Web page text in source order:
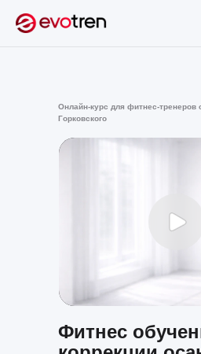
Онлайн-курс для фитнес-тренеров
Горковского
Фитнес